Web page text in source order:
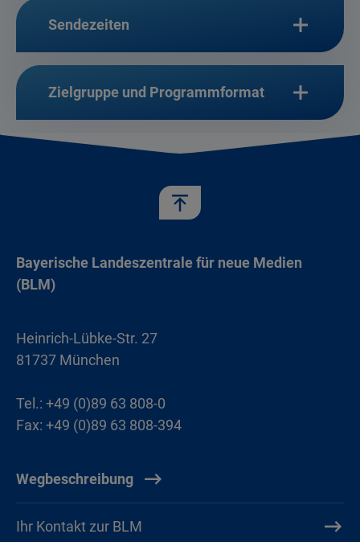
Sendezeiten
Zielgruppe und Programmformat
Bayerische Landeszentrale für neue Medien
(BLM)
Heinrich-Lübke-Str. 27
81737 München
Tel.: +49 (0)89 63 808-0
Fax: +49 (0)89 63 808-394
Wegbeschreibung
Ihr Kontakt zur BLM